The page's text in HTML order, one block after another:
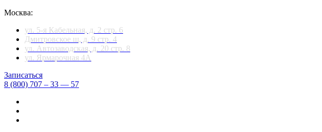
Москва:
ул. 5-я Кабельная, д. 2 стр. 6
Дмитровское ш, д. 9 стр. 4
ул. Автозаводская, д. 20 стр. 8
ул. Ярмарочная 4А
Записаться
8 (800) 707 – 33 — 57